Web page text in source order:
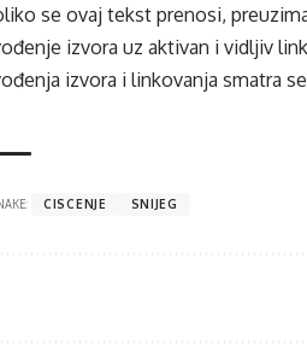
se ovaj tekst prenosi,
izvora uz aktivan i vidljiv
izvora i linkovanja smatra
CISCENJE SNIJEG